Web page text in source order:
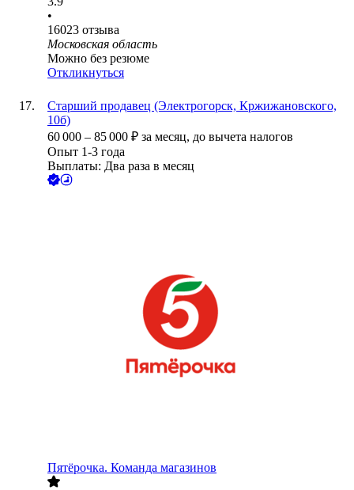
•
16023 отзыва
Московская область
Можно без резюме
Откликнуться
Старший продавец (Электрогорск, Кржижановского,
10б)
60 000 – 85 000 ₽ за месяц, до вычета налогов
Опыт 1-3 года
Выплаты: Два раза в месяц
Пятёрочка. Команда магазинов